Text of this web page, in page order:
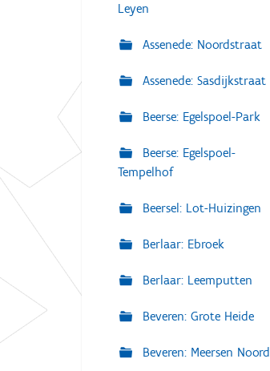
Leyen
Assenede: Noordstraat
Assenede: Sasdijkstraat
Beerse: Egelspoel-Park
Beerse: Egelspoel-
Tempelhof
Beersel: Lot-Huizingen
Berlaar: Ebroek
Berlaar: Leemputten
Beveren: Grote Heide
Beveren: Meersen Noord